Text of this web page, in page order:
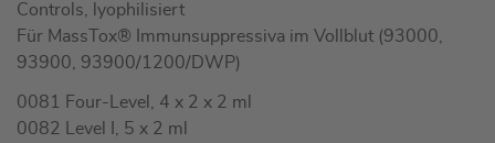
Controls, lyophilisiert
Für MassTox® Immunsuppressiva im Vollblut (93000,
93900, 93900/1200/DWP)
0081 Four-Level, 4 x 2 x 2 ml
0082 Level I, 5 x 2 ml